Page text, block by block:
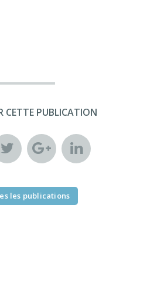
CETTE PUBLICATION
les publications